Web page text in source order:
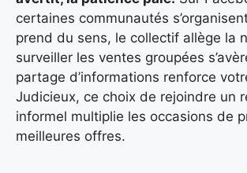
certaines communautés
prend du sens, le collectif allège la
surveiller les ventes groupées
partage d’informations renforce
Judicieux, ce choix de rejoindre un
informel multiplie les occasions de
meilleures offres.